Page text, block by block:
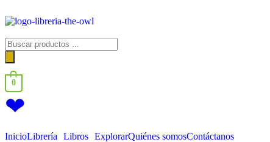
0
❤
InicioLibrería Libros ExplorarQuiénes somosContáctanos